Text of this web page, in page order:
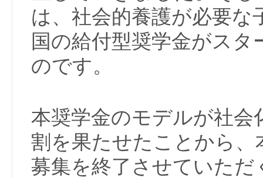
は、社会的養護が必要
国の給付型奨学金がス
のです。
本奨学金のモデルが社会
割を果たせたことから、
募集を終了させていた